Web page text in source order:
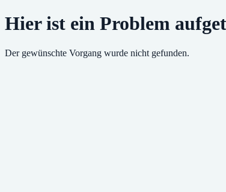
Hier ist ein Problem
Der gewünschte Vorgang wurde nicht gefunden.